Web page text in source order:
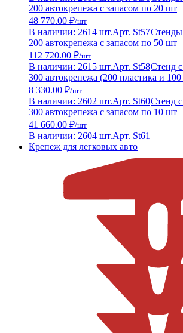
200 автокрепежа с запасом по 20 шт
48 770.00 ₽/шт
В наличии: 2614 шт.Арт. St57
200 автокрепежа с запасом по 50 шт
112 720.00 ₽/шт
В наличии: 2615 шт.Арт. St58Стенд
300 автокрепежа (200 пластика и 100
8 330.00 ₽/шт
В наличии: 2602 шт.Арт. St60Стенд
300 автокрепежа с запасом по 10 шт
41 660.00 ₽/шт
В наличии: 2604 шт.Арт. St61
Крепеж для легковых авто